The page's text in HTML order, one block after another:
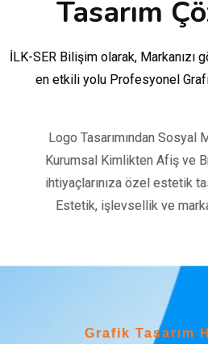
Tasarım
İLK-SER Bilişim olarak, Markanızı
en etkili yolu Profesyonel
Logo Tasarımından Sosyal
Kurumsal Kimlikten Afiş ve
ihtiyaçlarınıza özel estetik
Estetik, işlevsellik ve
Grafik Tasarım